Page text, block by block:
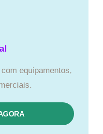
equipamentos,